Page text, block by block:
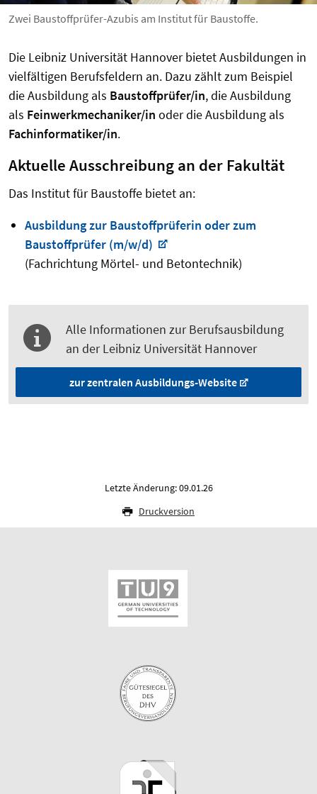
Zwei Baustoffprüfer-Azubis am Institut für Baustoffe.
Die Leibniz Universität Hannover bietet Ausbildungen in
vielfältigen Berufsfeldern an. Dazu zählt zum Beispiel
die Ausbildung als Baustoffprüfer/in, die Ausbildung
als Feinwerkmechaniker/in oder die Ausbildung als
Fachinformatiker/in.
Aktuelle Ausschreibung an der Fakultät
Das Institut für Baustoffe bietet an:
Ausbildung zur Baustoffprüferin oder zum
Baustoffprüfer (m/w/d)
(Fachrichtung Mörtel- und Betontechnik)
Alle Informationen zur Berufsausbildung
an der Leibniz Universität Hannover
zur zentralen Ausbildungs-Website
Letzte Änderung: 09.01.26
Druckversion